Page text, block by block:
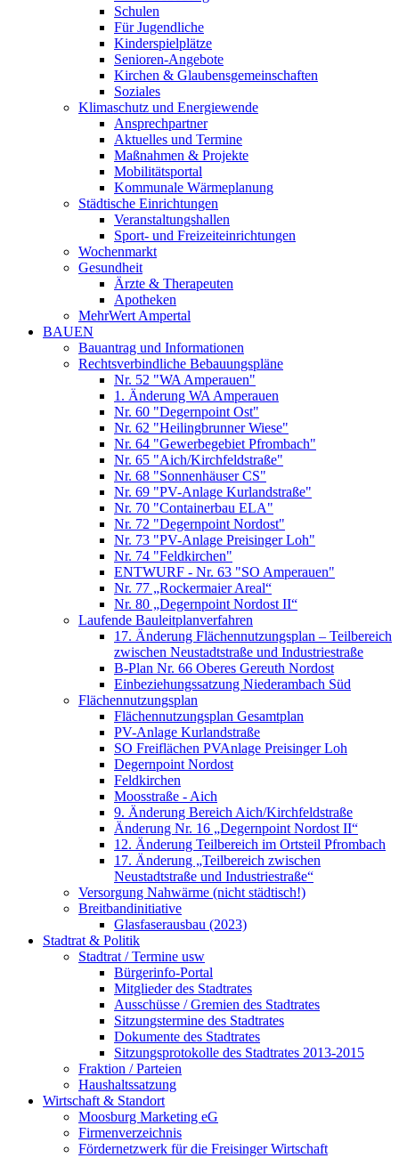
Schulen
Für Jugendliche
Kinderspielplätze
Senioren-Angebote
Kirchen & Glaubensgemeinschaften
Soziales
Klimaschutz und Energiewende
Ansprechpartner
Aktuelles und Termine
Maßnahmen & Projekte
Mobilitätsportal
Kommunale Wärmeplanung
Städtische Einrichtungen
Veranstaltungshallen
Sport- und Freizeiteinrichtungen
Wochenmarkt
Gesundheit
Ärzte & Therapeuten
Apotheken
MehrWert Ampertal
BAUEN
Bauantrag und Informationen
Rechtsverbindliche Bebauungspläne
Nr. 52 "WA Amperauen"
1. Änderung WA Amperauen
Nr. 60 "Degernpoint Ost"
Nr. 62 "Heilingbrunner Wiese"
Nr. 64 "Gewerbegebiet Pfrombach"
Nr. 65 "Aich/Kirchfeldstraße"
Nr. 68 "Sonnenhäuser CS"
Nr. 69 "PV-Anlage Kurlandstraße"
Nr. 70 "Containerbau ELA"
Nr. 72 "Degernpoint Nordost"
Nr. 73 "PV-Anlage Preisinger Loh"
Nr. 74 "Feldkirchen"
ENTWURF - Nr. 63 "SO Amperauen"
Nr. 77 „Rockermaier Areal“
Nr. 80 „Degernpoint Nordost II“
Laufende Bauleitplanverfahren
17. Änderung Flächennutzungsplan – Teilbereich
zwischen Neustadtstraße und Industriestraße
B-Plan Nr. 66 Oberes Gereuth Nordost
Einbeziehungssatzung Niederambach Süd
Flächennutzungsplan
Flächennutzungsplan Gesamtplan
PV-Anlage Kurlandstraße
SO Freiflächen PV­Anlage Preisinger Loh
Degernpoint Nordost
Feldkirchen
Moosstraße - Aich
9. Änderung Bereich Aich/Kirchfeldstraße
Änderung Nr. 16 „Degernpoint Nordost II“
12. Änderung Teilbereich im Ortsteil Pfrombach
17. Änderung „Teilbereich zwischen
Neustadtstraße und Industriestraße“
Versorgung Nahwärme (nicht städtisch!)
Breitbandinitiative
Glasfaserausbau (2023)
Stadtrat & Politik
Stadtrat / Termine usw
Bürgerinfo-Portal
Mitglieder des Stadtrates
Ausschüsse / Gremien des Stadtrates
Sitzungstermine des Stadtrates
Dokumente des Stadtrates
Sitzungsprotokolle des Stadtrates 2013-2015
Fraktion / Parteien
Haushaltssatzung
Wirtschaft & Standort
Moosburg Marketing eG
Firmenverzeichnis
Fördernetzwerk für die Freisinger Wirtschaft